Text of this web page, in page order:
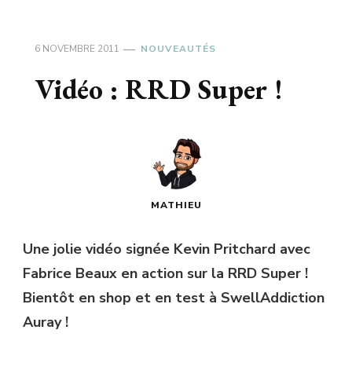
6 NOVEMBRE 2011 NOUVEAUTÉS
Vidéo : RRD Super !
MATHIEU
Une jolie vidéo signée Kevin Pritchard avec
Fabrice Beaux en action sur la RRD Super !
Bientôt en shop et en test à SwellAddiction
Auray !